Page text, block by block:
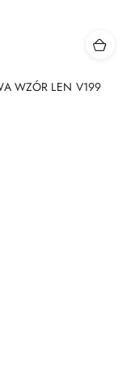
WZÓR LEN V199